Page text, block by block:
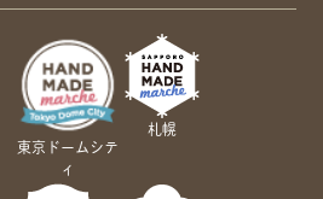
東京ドームシテ
ィ
札幌